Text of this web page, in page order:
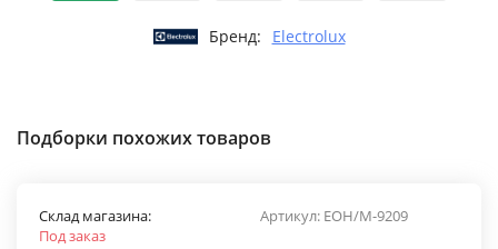
Бренд: Electrolux
Подборки похожих товаров
Артикул: EOH/M-9209
Склад магазина:
Под заказ